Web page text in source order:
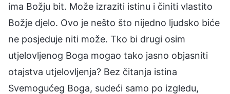
ima Božju bit. Može izraziti istinu i činiti vlastito
Božje djelo. Ovo je nešto što nijedno ljudsko biće
ne posjeduje niti može. Tko bi drugi osim
utjelovljenog Boga mogao tako jasno objasniti
otajstva utjelovljenja? Bez čitanja istina
Svemogućeg Boga, sudeći samo po izgledu,